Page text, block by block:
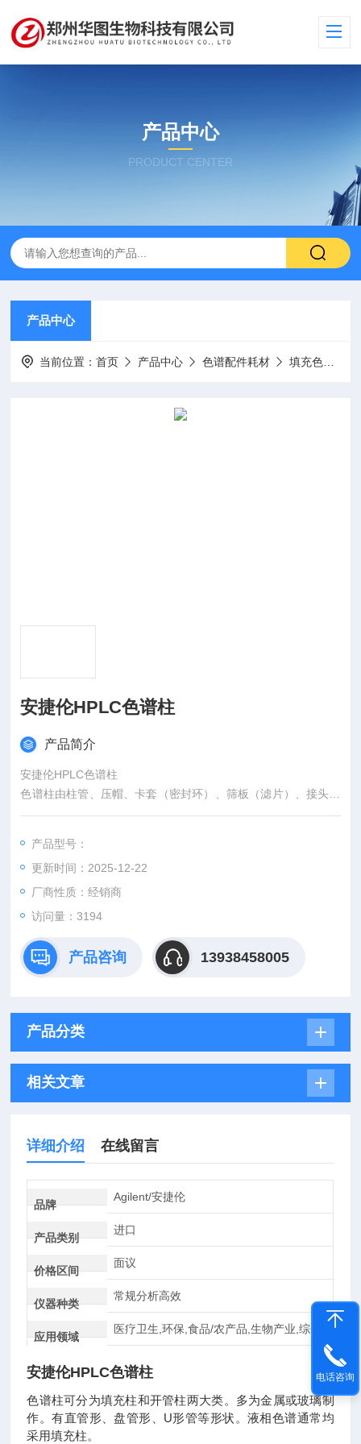
产品中心
PRODUCT CENTER
产品中心
当前位置：首页 产品中心 色谱配件耗材 填充色谱柱
安捷伦HPLC色谱柱
产品简介
安捷伦HPLC色谱柱
色谱柱由柱管、压帽、卡套（密封环）、筛板（滤片）、接头、
螺丝等组成。
产品型号：
更新时间：2025-12-22
厂商性质：经销商
访问量：3194
产品咨询 13938458005
产品分类
相关文章
详细介绍 在线留言
品牌
Agilent/安捷伦
产品类别
进口
价格区间
面议
仪器种类
常规分析高效
应用领域
医疗卫生,环保,食品/农产品,生物产业,综合
安捷伦HPLC色谱柱
色谱柱可分为填充柱和开管柱两大类。多为金属或玻璃制
作。有直管形、盘管形、U形管等形状。液相色谱通常均
采用填充柱。
电话咨询